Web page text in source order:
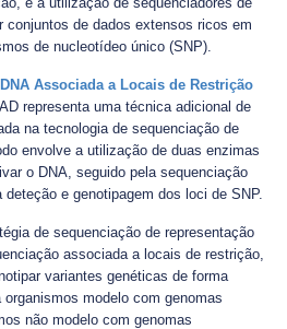
conjuntos de dados extensos ricos em
de nucleotídeo único (SNP).
Associada a Locais de Restrição
representa uma técnica adicional de
na tecnologia de sequenciação de
envolve a utilização de duas enzimas
o DNA, seguido pela sequenciação
e genotipagem dos loci de SNP.
de sequenciação de representação
associada a locais de restrição,
variantes genéticas de forma
modelo com genomas
não modelo com genomas